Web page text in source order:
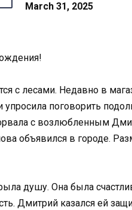
March 31, 2025
с лесами. Недавно в
упросила поговорить
с возлюбленным
объявился в городе.
душу. Она была
Дмитрий казался ей